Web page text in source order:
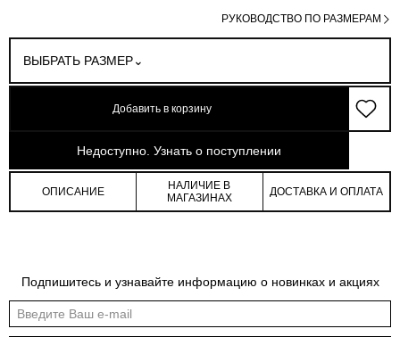
ВЫБРАТЬ РАЗМЕР
РУКОВОДСТВО ПО РАЗМЕРАМ
Добавить в корзину
Недоступно. Узнать о поступлении
арт: 1-252015-140
Общая таблица размеров показывает нашу стандартную размерную линейку
Международный
размер
размер
груди
талии
бедер
ОПИСАНИЕ
НАЛИЧИЕ В
МАГАЗИНАХ
ДОСТАВКА И ОПЛАТА
Подпишитесь и узнавайте информацию о новинках и акциях